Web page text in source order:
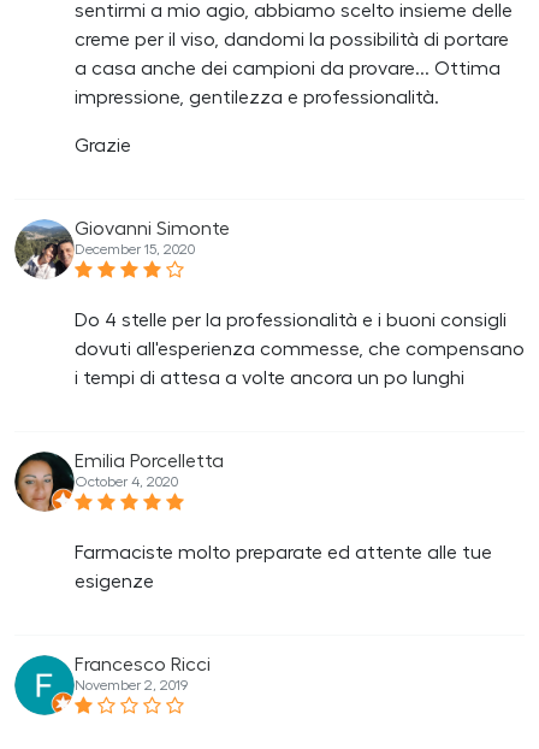
sentirmi a mio agio, abbiamo scelto insieme delle
creme per il viso, dandomi la possibilità di portare
a casa anche dei campioni da provare... Ottima
impressione, gentilezza e professionalità.
Grazie
Giovanni Simonte
December 15, 2020
Do 4 stelle per la professionalità e i buoni consigli
dovuti all'esperienza commesse, che compensano
i tempi di attesa a volte ancora un po lunghi
Emilia Porcelletta
October 4, 2020
Farmaciste molto preparate ed attente alle tue
esigenze
Francesco Ricci
November 2, 2019